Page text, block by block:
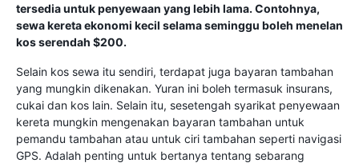
tersedia untuk penyewaan yang lebih lama. Contohnya,
sewa kereta ekonomi kecil selama seminggu boleh menelan
kos serendah $200.
Selain kos sewa itu sendiri, terdapat juga bayaran tambahan
yang mungkin dikenakan. Yuran ini boleh termasuk insurans,
cukai dan kos lain. Selain itu, sesetengah syarikat penyewaan
kereta mungkin mengenakan bayaran tambahan untuk
pemandu tambahan atau untuk ciri tambahan seperti navigasi
GPS. Adalah penting untuk bertanya tentang sebarang